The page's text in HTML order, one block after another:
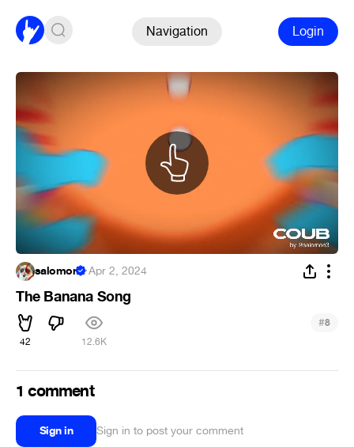
Navigation Login
salomon ·Apr 2, 2024
The Banana Song
42 12.6K
#8
1 comment
Sign in Sign in to post your comment